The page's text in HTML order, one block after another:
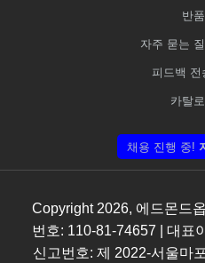
반품
자주 묻는
피드백 전
카탈
채용 진행 중!
Copyright 2026, 에드몬드
번호: 110-81-74657 | 대표
신고번호: 제 2022-서울마